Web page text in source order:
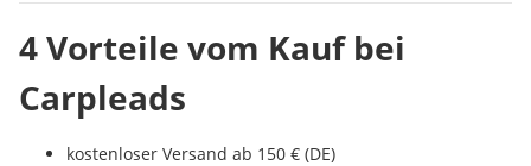
4 Vorteile vom Kauf bei
Carpleads
kostenloser Versand ab 150 € (DE)